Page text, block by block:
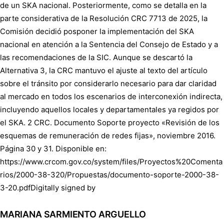
de un SKA nacional. Posteriormente, como se detalla en la
parte considerativa de la Resolución CRC 7713 de 2025, la
Comisión decidió posponer la implementación del SKA
nacional en atención a la Sentencia del Consejo de Estado y a
las recomendaciones de la SIC. Aunque se descartó la
Alternativa 3, la CRC mantuvo el ajuste al texto del artículo
sobre el tránsito por considerarlo necesario para dar claridad
al mercado en todos los escenarios de interconexión indirecta,
incluyendo aquellos locales y departamentales ya regidos por
el SKA. 2 CRC. Documento Soporte proyecto «Revisión de los
esquemas de remuneración de redes fijas», noviembre 2016.
Página 30 y 31. Disponible en:
https://www.crcom.gov.co/system/files/Proyectos%20Comenta
rios/2000-38-320/Propuestas/documento-soporte-2000-38-
3-20.pdfDigitally signed by
MARIANA SARMIENTO ARGUELLO